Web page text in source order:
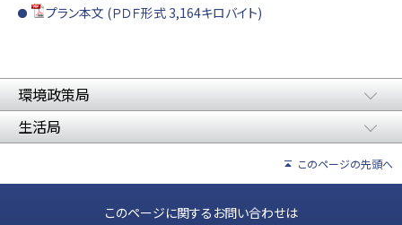
プラン本文 (ＰＤＦ形式 3,164キロバイト)
環境政策局
生活局
このページの先頭へ
このページに関するお問い合わせは